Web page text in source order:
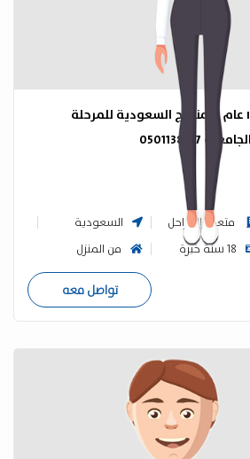
معلمة رياضيات خبرة ١٨ عام بالمناهج السعودية للمرحلة
متعدد المراحل
السعودية
18 سنة خبرة من المنزل
تواصل معه